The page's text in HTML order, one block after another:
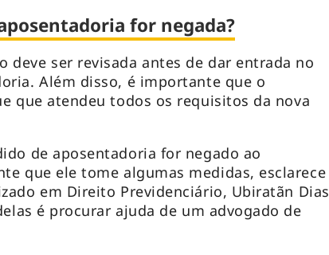
for negada?
deve ser revisada antes de dar entrada no
Além disso, é importante que o
que atendeu todos os requisitos da nova
de aposentadoria for negado ao
que ele tome algumas medidas, esclarece
em Direito Previdenciário, Ubiratãn Dias
é procurar ajuda de um advogado de